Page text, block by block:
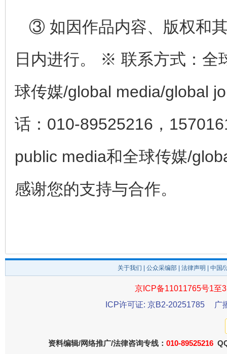
③ 如因作品内容、版权和
日内进行。 ※ 联系方式：全
球传媒/global media/global
话：010-89525216，
public media和全球传媒/
感谢您的支持与合作。
关于我们 公众采编部 法律声明 | 中国
京ICP备11011765号1至
ICP许可证: 京B2-20251785
广
资料编辑/网络推广/法律咨询专线： 010-89525216